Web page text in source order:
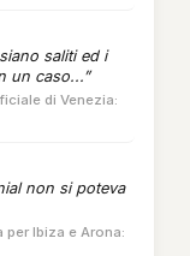
saliti ed i
un caso...”
di Venezia:
non si poteva
Ibiza e Arona: